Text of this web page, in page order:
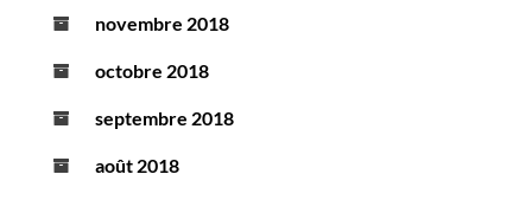
novembre 2018
octobre 2018
septembre 2018
août 2018